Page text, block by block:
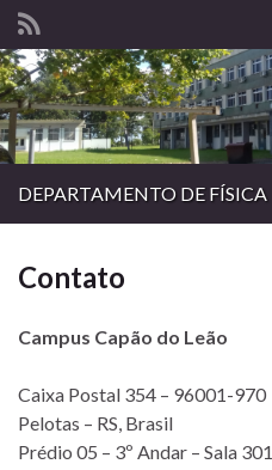
Search for:
DEPARTAMENTO DE FÍSICA
Contato
Campus Capão do Leão
Caixa Postal 354 – 96001-970
Pelotas – RS, Brasil
Prédio 05 – 3º Andar – Sala 301